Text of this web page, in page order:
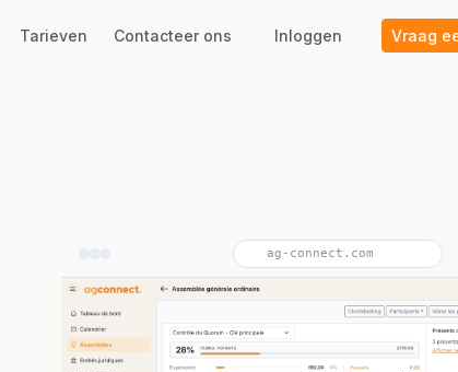
Tarieven Contacteer ons Inloggen Vraag
ag-connect.com